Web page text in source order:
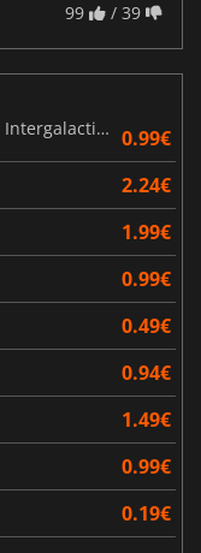
99 / 39
The Adventures of Fatman Intergalactic Indigestion 0.99€
2.24€
1.99€
0.99€
0.49€
0.94€
1.49€
0.99€
0.19€